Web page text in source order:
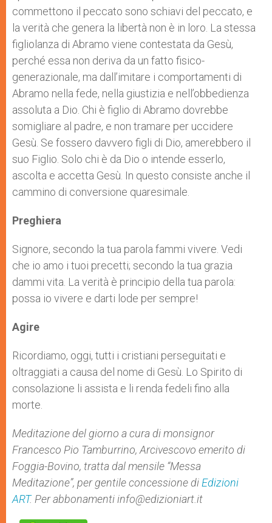
commettono il peccato sono schiavi del peccato, e
la verità che genera la libertà non è in loro. La stessa
figliolanza di Abramo viene contestata da Gesù,
perché essa non deriva da un fatto fisico-
generazionale, ma dall’imitare i comportamenti di
Abramo nella fede, nella giustizia e nell’obbedienza
assoluta a Dio. Chi è figlio di Abramo dovrebbe
somigliare al padre, e non tramare per uccidere
Gesù. Se fossero davvero figli di Dio, amerebbero il
suo Figlio. Solo chi è da Dio o intende esserlo,
ascolta e accetta Gesù. In questo consiste anche il
cammino di conversione quaresimale.
Preghiera
Signore, secondo la tua parola fammi vivere. Vedi
che io amo i tuoi precetti; secondo la tua grazia
dammi vita. La verità è principio della tua parola:
possa io vivere e darti lode per sempre!
Agire
Ricordiamo, oggi, tutti i cristiani perseguitati e
oltraggiati a causa del nome di Gesù. Lo Spirito di
consolazione li assista e li renda fedeli fino alla
morte.
Meditazione del giorno a cura di monsignor
Francesco Pio Tamburrino, Arcivescovo emerito di
Foggia-Bovino, tratta dal mensile “Messa
Meditazione”, per gentile concessione di Edizioni
ART. Per abbonamentiinfo@edizioniart.it